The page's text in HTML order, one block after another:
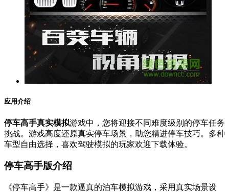
应用介绍
停车高手真实模拟游戏中，您将迎接不同难度级别的停车任务
挑战。游戏高度还原真实停车场景，助您精进停车技巧。多种
车型自由选择，喜欢驾驶模拟的玩家欢迎下载体验。
停车高手版介绍
《停车高手》是一款逼真的泊车模拟游戏，采用真实场景设